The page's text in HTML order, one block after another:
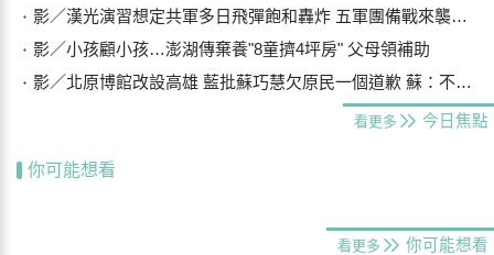
影／漢光演習想定共軍多日飛彈飽和轟炸 五軍團備戰來襲船團
影／小孩顧小孩…澎湖傳棄養"8童擠4坪房" 父母領補助
影／北原博館改設高雄 藍批蘇巧慧欠原民一個道歉 蘇：不要扭曲事實
看更多 今日焦點
你可能想看
看更多 你可能想看